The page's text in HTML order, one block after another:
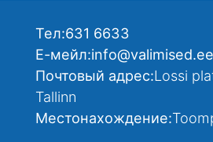
Тел:631 6633
Е-мейл:info@valimised.ee
Почтовый адрес:Lossi
Tallinn
Местонахождение: